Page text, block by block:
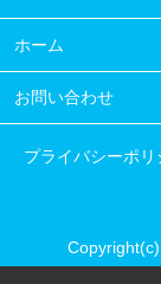
ホーム
お問い合わせ
プライバシーポリ